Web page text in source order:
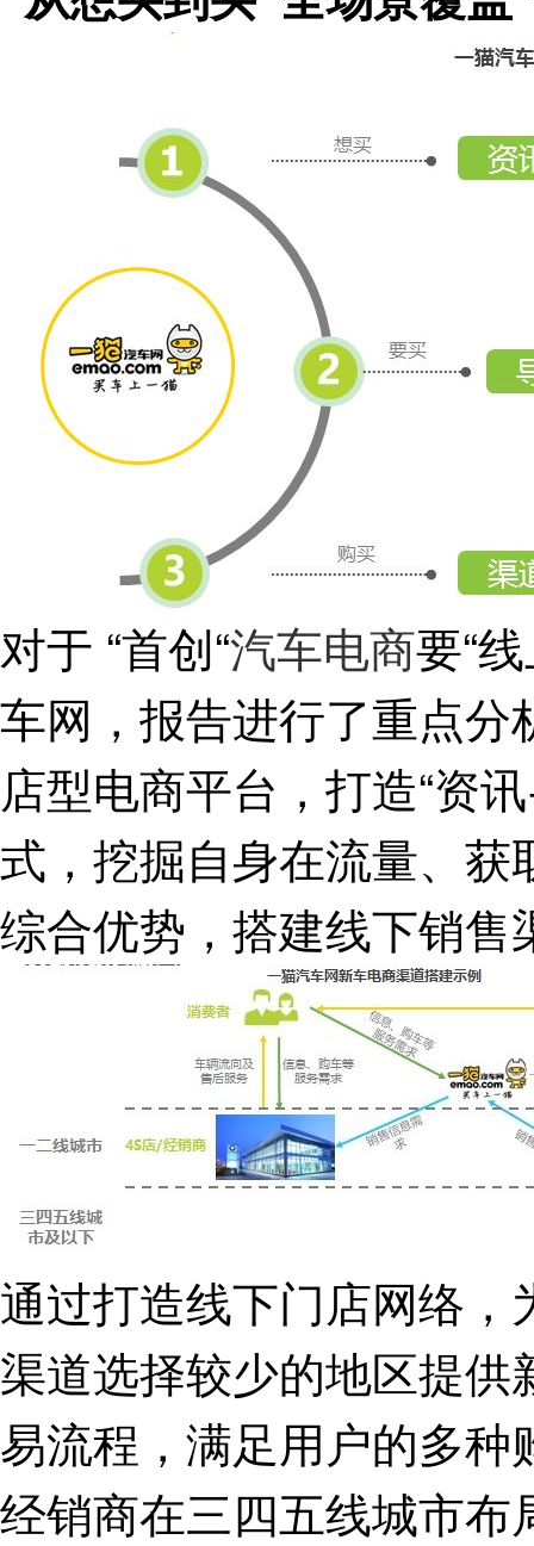
对于 “首创“汽车电商要“
车网，报告进行了重点
店型电商平台，打造“资
式，挖掘自身在流量、
综合优势，搭建线下销售
通过打造线下门店网络
渠道选择较少的地区提
易流程，满足用户的多
经销商在三四五线城市